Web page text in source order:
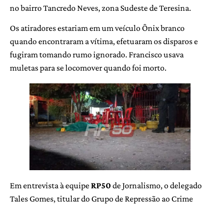
no bairro Tancredo Neves, zona Sudeste de Teresina.
Os atiradores estariam em um veículo Ônix branco
quando encontraram a vítima, efetuaram os disparos e
fugiram tomando rumo ignorado. Francisco usava
muletas para se locomover quando foi morto.
Em entrevista à equipeRP50 de Jornalismo, o delegado
Tales Gomes, titular do Grupo de Repressão ao Crime